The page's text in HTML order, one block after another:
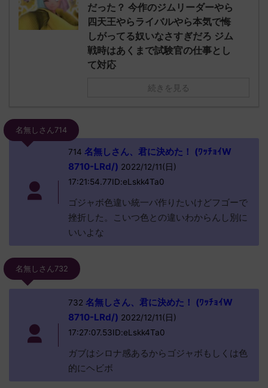
だった？ 今作のジムリーダーやら
四天王やらライバルやら本気で悔
しがってる奴いなさすぎだろ ジム
戦時はあくまで試験官の仕事とし
て対応
続きを見る
名無しさん714
714 名無しさん、君に決めた！ (ﾜｯﾁｮｲW
8710-LRd/) 2022/12/11(日)
17:21:54.77ID:eLskk4Ta0
ゴジャボ色違い統一パ作りたいけどフゴーで
挫折した。こいつ色との違いわからんし別に
いいよな
名無しさん732
732 名無しさん、君に決めた！ (ﾜｯﾁｮｲW
8710-LRd/) 2022/12/11(日)
17:27:07.53ID:eLskk4Ta0
ガブはシロナ感あるからゴジャボもしくは色
的にヘビボ